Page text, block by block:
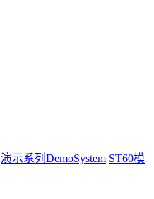
演示系列DemoSystem ST60模